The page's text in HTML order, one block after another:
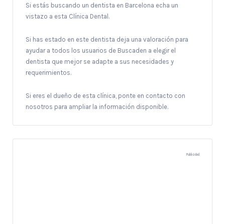
Si estás buscando un dentista en Barcelona echa un
vistazo a esta Clínica Dental.
Si has estado en este dentista deja una valoración para
ayudar a todos los usuarios de Buscaden a elegir el
dentista que mejor se adapte a sus necesidades y
requerimientos.
Si eres el dueño de esta clínica, ponte en contacto con
nosotros para ampliar la información disponible.
Publicidad